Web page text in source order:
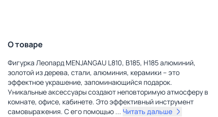
О товаре
Фигурка Леопард MENJANGAU L810, B185, H185 алюминий,
золотой из дерева, стали, алюминия, керамики – это
эффектное украшение, запоминающийся подарок.
Уникальные аксессуары создают неповторимую атмосферу в
комнате, офисе, кабинете. Это эффективный инструмент
самовыражения. С его помощью ... Читать дальше